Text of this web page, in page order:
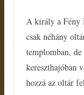
A király a Fény
csak néhány
templomban,
kereszthajóban
hozzá az oltár